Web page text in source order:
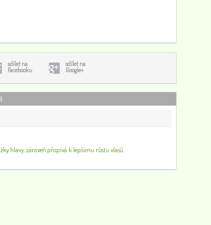
Ájurvédská zubní pasta RED, 100 g, Ayusri
790
1800
sdílet na
Facebooku
sdílet na
Google+
hlavy, zároveň přispívá k lepšímu růstu vlasů.